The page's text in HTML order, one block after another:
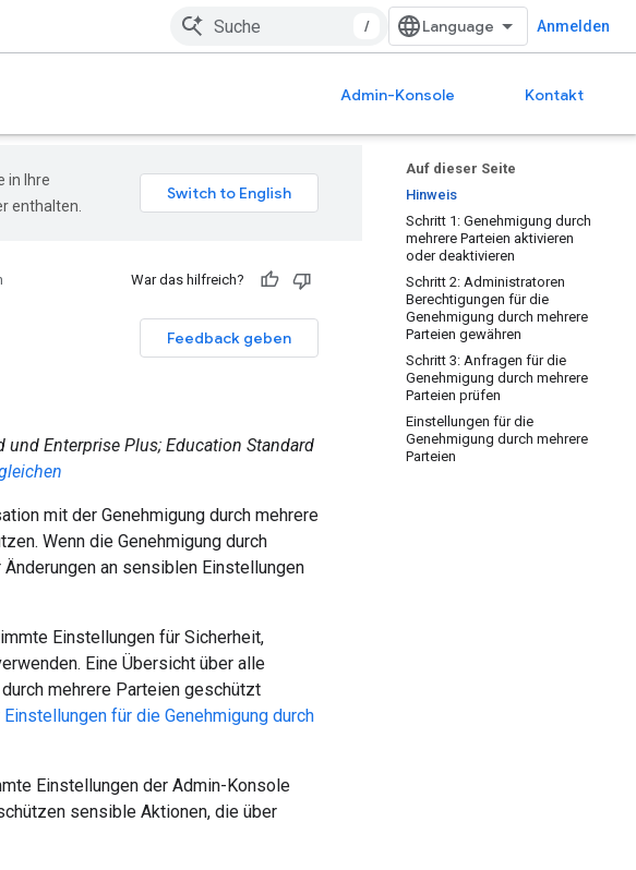
/ Anmelden
Admin-Konsole Kontakt
Auf dieser Seite
Hinweis
Schritt 1: Genehmigung durch
mehrere Parteien aktivieren
oder deaktivieren
Schritt 2: Administratoren
Berechtigungen für die
Genehmigung durch mehrere
Parteien gewähren
Schritt 3: Anfragen für die
Genehmigung durch mehrere
Parteien prüfen
Einstellungen für die
Genehmigung durch mehrere
Parteien
in Ihre
enthalten.
War das hilfreich?
Feedback geben
Enterprise Plus; Education Standard
mit der Genehmigung durch mehrere
Wenn die Genehmigung durch
an sensiblen Einstellungen
Einstellungen für Sicherheit,
Eine Übersicht über alle
mehrere Parteien geschützt
Einstellungen für die Genehmigung durch
Einstellungen der Admin-Konsole
sensible Aktionen, die über